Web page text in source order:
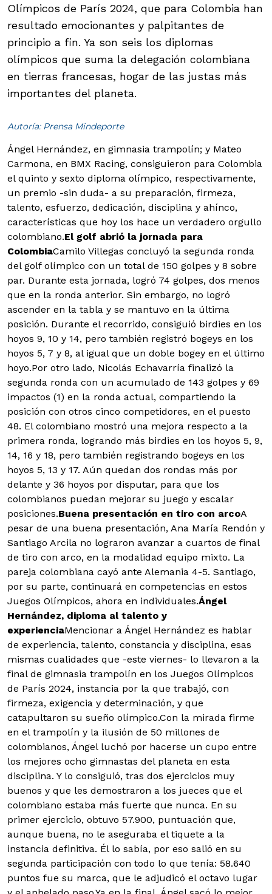
Olímpicos de París 2024, que para Colombia han
resultado emocionantes y palpitantes de
principio a fin. Ya son seis los diplomas
olímpicos que suma la delegación colombiana
en tierras francesas, hogar de las justas más
importantes del planeta.
Autoría: Prensa Mindeporte
Ángel Hernández, en gimnasia trampolín; y Mateo
Carmona, en BMX Racing, consiguieron para Colombia
el quinto y sexto diploma olímpico, respectivamente,
un premio -sin duda- a su preparación, firmeza,
talento, esfuerzo, dedicación, disciplina y ahínco,
características que hoy los hace un verdadero orgullo
colombiano.El golf abrió la jornada para
ColombiaCamilo Villegas concluyó la segunda ronda
del golf olímpico con un total de 150 golpes y 8 sobre
par. Durante esta jornada, logró 74 golpes, dos menos
que en la ronda anterior. Sin embargo, no logró
ascender en la tabla y se mantuvo en la última
posición. Durante el recorrido, consiguió birdies en los
hoyos 9, 10 y 14, pero también registró bogeys en los
hoyos 5, 7 y 8, al igual que un doble bogey en el último
hoyo.Por otro lado, Nicolás Echavarría finalizó la
segunda ronda con un acumulado de 143 golpes y 69
impactos (1) en la ronda actual, compartiendo la
posición con otros cinco competidores, en el puesto
48. El colombiano mostró una mejora respecto a la
primera ronda, logrando más birdies en los hoyos 5, 9,
14, 16 y 18, pero también registrando bogeys en los
hoyos 5, 13 y 17. Aún quedan dos rondas más por
delante y 36 hoyos por disputar, para que los
colombianos puedan mejorar su juego y escalar
posiciones.Buena presentación en tiro con arcoA
pesar de una buena presentación, Ana María Rendón y
Santiago Arcila no lograron avanzar a cuartos de final
de tiro con arco, en la modalidad equipo mixto. La
pareja colombiana cayó ante Alemania 4-5. Santiago,
por su parte, continuará en competencias en estos
Juegos Olímpicos, ahora en individuales.Ángel
Hernández, diploma al talento y
experienciaMencionar a Ángel Hernández es hablar
de experiencia, talento, constancia y disciplina, esas
mismas cualidades que -este viernes- lo llevaron a la
final de gimnasia trampolín en los Juegos Olímpicos
de París 2024, instancia por la que trabajó, con
firmeza, exigencia y determinación, y que
catapultaron su sueño olímpico.Con la mirada firme
en el trampolín y la ilusión de 50 millones de
colombianos, Ángel luchó por hacerse un cupo entre
los mejores ocho gimnastas del planeta en esta
disciplina. Y lo consiguió, tras dos ejercicios muy
buenos y que les demostraron a los jueces que el
colombiano estaba más fuerte que nunca. En su
primer ejercicio, obtuvo 57.900, puntuación que,
aunque buena, no le aseguraba el tiquete a la
instancia definitiva. Él lo sabía, por eso salió en su
segunda participación con todo lo que tenía: 58.640
puntos fue su marca, que le adjudicó el octavo lugar